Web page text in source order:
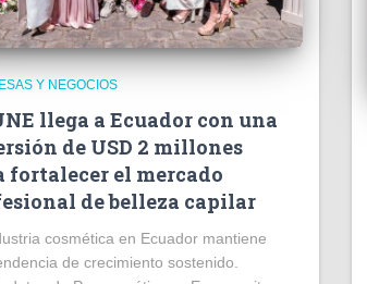
Y NEGOCIOS
llega a Ecuador con una
de USD 2 millones
fortalecer el mercado
de belleza capilar
cosmética en Ecuador mantiene
de crecimiento sostenido.